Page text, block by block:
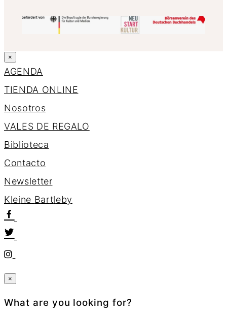
×
AGENDA
TIENDA ONLINE
Nosotros
VALES DE REGALO
Biblioteca
Contacto
Newsletter
Kleine Bartleby
×
What are you looking for?